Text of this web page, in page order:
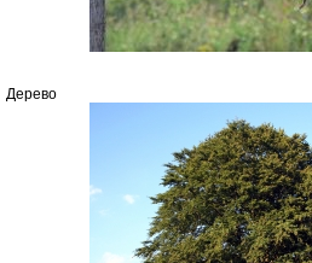
Дерево